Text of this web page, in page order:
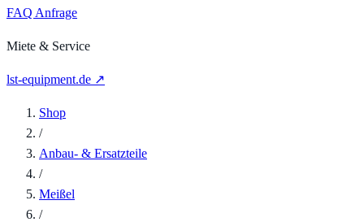
FAQ Anfrage
Miete & Service
lst-equipment.de ↗
Shop
/
Anbau- & Ersatzteile
/
Meißel
/